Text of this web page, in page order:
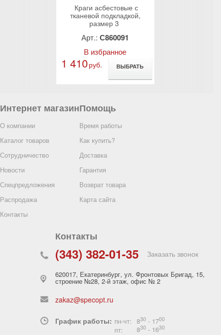
Краги асбестовые с
тканевой подкладкой,
размер 3
Арт.: С860091
В избранное
1 410руб. ВЫБРАТЬ
Интернет магазин
О компании
Каталог товаров
Сотрудничество
Новости
Спецпредложения
Распродажа
Контакты
Помощь
Время работы
Как купить?
Доставка
Гарантия
Возврат товара
Карта сайта
Контакты
(343) 382-01-35 Заказать звонок
620017, Екатеринбург, ул. Фронтовых Бригад, 15,
строение №28, 2-й этаж, офис № 2
zakaz@specopt.ru
График работы: пн-чт: 830 - 1700
пт: 830 - 1630